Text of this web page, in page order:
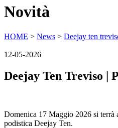
Novità
HOME > News > Deejay ten
12-05-2026
Deejay Ten Treviso |
Domenica 17 Maggio 2026 si terrà
podistica Deejay Ten.